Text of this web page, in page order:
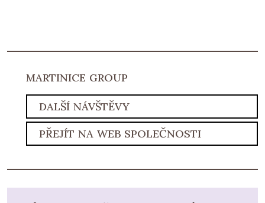
MARTINICE GROUP
DALŠÍ NÁVŠTĚVY
PŘEJÍT NA WEB SPOLEČNOSTI